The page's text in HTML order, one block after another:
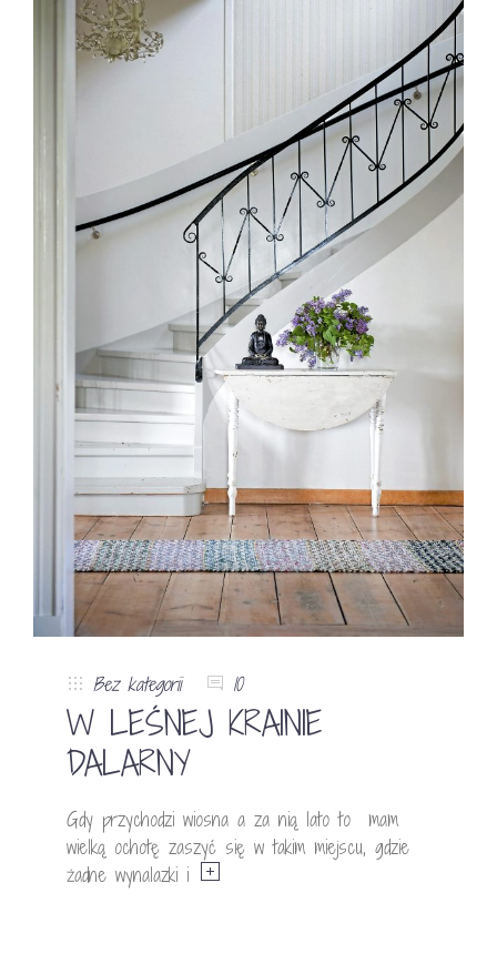
Bez kategorii 10
W LEŚNEJ KRAINIE
DALARNY
Gdy przychodzi wiosna a za nią lato to mam
wielką ochotę zaszyć się w takim miejscu, gdzie
żadne wynalazki i